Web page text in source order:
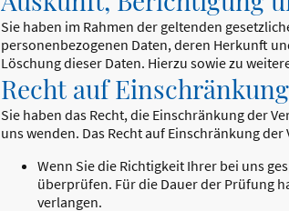
Sie haben im Rahmen der geltenden
personenbezogenen Daten, deren Herkunft
Löschung dieser Daten. Hierzu sowie zu
Recht auf
Sie haben das Recht, die Einschränkung der
uns wenden. Das Recht auf Einschränkung
Wenn Sie die Richtigkeit Ihrer bei uns
überprüfen. Für die Dauer der Prüfung
verlangen.